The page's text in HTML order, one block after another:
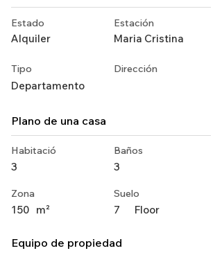
Estado
Alquiler
Estación
Maria Cristina
Tipo
Departamento
Dirección
Plano de una casa
Habitació
3
Zona
150 m²
Baños
3
Suelo
7 Floor
Equipo de propiedad